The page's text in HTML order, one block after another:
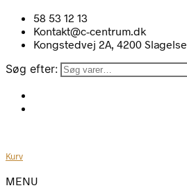
58 53 12 13
Kontakt@c-centrum.dk
Kongstedvej 2A, 4200 Slagelse
Søg efter:
Kurv
MENU